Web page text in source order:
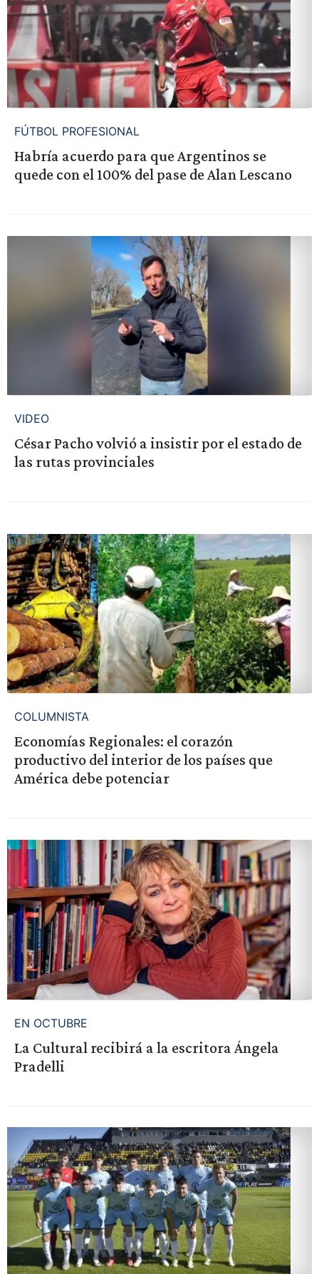
FÚTBOL PROFESIONAL
Habría acuerdo para que Argentinos se
quede con el 100% del pase de Alan Lescano
VIDEO
César Pacho volvió a insistir por el estado de
las rutas provinciales
COLUMNISTA
Economías Regionales: el corazón
productivo del interior de los países que
América debe potenciar
EN OCTUBRE
La Cultural recibirá a la escritora Ángela
Pradelli